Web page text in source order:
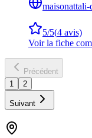
maisonattali-
5/5(4 avis)
Voir la fiche
Précédent
1
2
Suivant